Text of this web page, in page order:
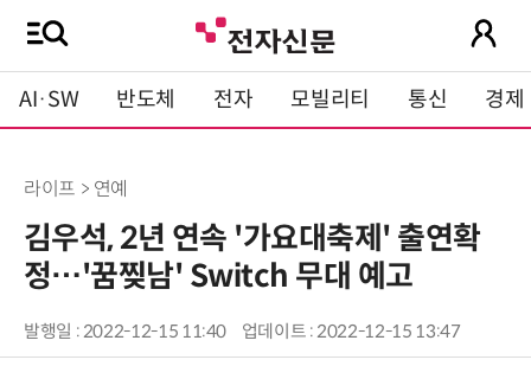
AI·SW 반도체 전자 모빌리티 통신 경제
라이프 > 연예
김우석, 2년 연속 '가요대축제' 출연확
정…'꿈찢남' Switch 무대 예고
발행일 : 2022-12-15 11:40 업데이트 : 2022-12-15 13:47